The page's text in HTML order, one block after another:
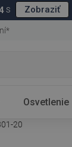
S Zobraziť
Osvetlenie
20